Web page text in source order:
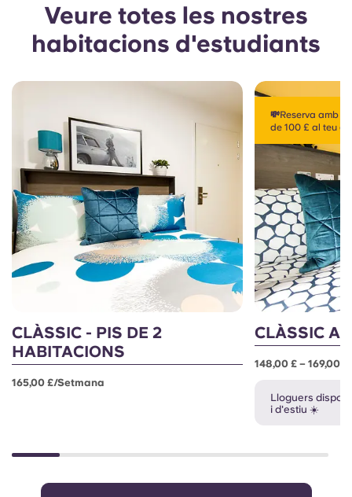
Veure totes les nostres
habitacions d'estudiants
CLÀSSIC - PIS DE 2
HABITACIONS
165,00 £/setmana
💸Reserva amb
de 100 £ al teu
CLÀSSIC
148,00 £ – 169,00
Lloguers
i d'estiu ☀️